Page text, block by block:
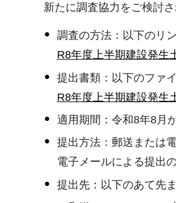
新たに調査協力をご検討
調査の方法：以下のリ
R8年度上半期建設発生
提出書類：以下のファ
R8年度上半期建設発生
適用期間：令和8年8月
提出方法：郵送または
電子メールによる提出
提出先：以下のあて先